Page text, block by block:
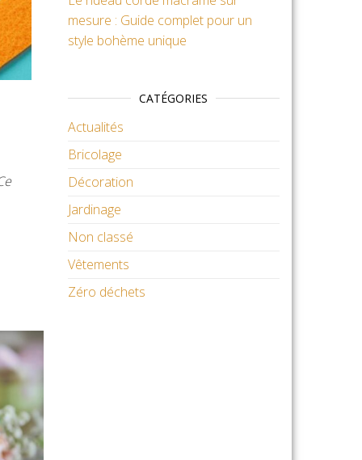
mesure : Guide complet pour un
style bohème unique
CATÉGORIES
Actualités
Bricolage
Décoration
Jardinage
Non classé
Vêtements
Zéro déchets